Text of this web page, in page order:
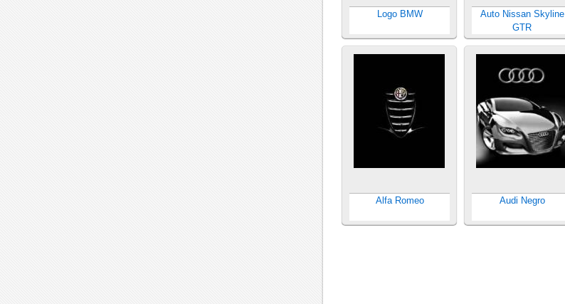
Logo BMW
Auto Nissan Skyline
GTR
Alfa Romeo Audi Negro